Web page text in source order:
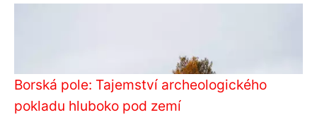
Borská pole: Tajemství archeologického
pokladu hluboko pod zemí